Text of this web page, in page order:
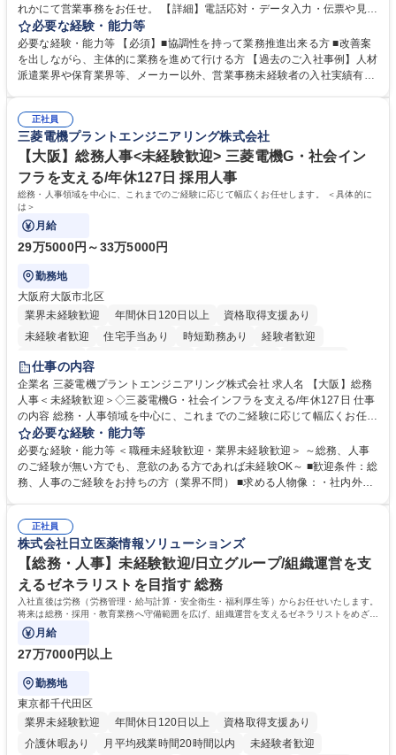
れかにて営業事務をお任せ。 【詳細】電話応対・データ入力・伝票や見積
の作成・カタログ送付・来客対応・営業所内で発生する事務業務や業務改
善をお任せ。 【教育制度】ご入社後、育成担当とペアになりながらOJTに
て業務を覚えていただくことが可能です。業務システムがきちんと構築さ
れているため、スムーズに仕事に慣れることができる環境です。また、
募集職種 【大阪・京都・滋賀】営業事務 ※未経験可
必要な経験・能力等
必要な経験・能力等 【必須】■協調性を持って業務推進出来る方 ■改善案
を出しながら、主体的に業務を進めて行ける方 【過去のご入社事例】人材
派遣業界や保育業界等、メーカー以外、営業事務未経験者の入社実績有
えて、お客様や社員の状況に合わせ、能動的なサポート、改善の動きも期
待され。組織を支えるスペシャリストとして、チームに貢献し、結果的に
社員から頼られる存在になることができます。平均19:30の退勤以降の業
務の持ち帰りも禁止されており、メリハリのある働き方となります。 学
歴・資格 学歴：大学院 大学 高専 短大 語学力： 資格：
正社員
三菱電機プラントエンジニアリング株式会社
【大阪】総務人事<未経験歓迎> 三菱電機G・社会イン
フラを支える/年休127日 採用人事
総務・人事領域を中心に、これまでのご経験に応じて幅広くお任せします。 ＜具体的に
は＞
月給
29万5000円～33万5000円
勤務地
大阪府大阪市北区
業界未経験歓迎
年間休日120日以上
資格取得支援あり
未経験者歓迎
住宅手当あり 時短勤務あり
経験者歓迎
退職金あり
駅近5分以内
土日祝休み 服装自由 寮・社宅あり 食事補助あり
仕事の内容
企業名 三菱電機プラントエンジニアリング株式会社 求人名 【大阪】総務
人事＜未経験歓迎＞◇三菱電機G・社会インフラを支える/年休127日 仕事
の内容 総務・人事領域を中心に、これまでのご経験に応じて幅広くお任せ
します。 ＜具体的には＞ ・総務/人事労務（給与・社保・勤怠管理など）
・採用・教育研修 ・福利厚生運用 など ※基本的には事務所勤務ですが、
採用や教育等の業務内容により、関西圏以外への日帰り・宿泊を伴う国内
出張もございます。 ※担当業務を持ちつつ、お互いに助け合いながら、総
必要な経験・能力等
必要な経験・能力等 ＜職種未経験歓迎・業界未経験歓迎＞ ～総務、人事
のご経験が無い方でも、意欲のある方であれば未経験OK～ ■歓迎条件：総
務、人事のご経験をお持ちの方（業界不問） ■求める人物像：・社内外の
正社員
株式会社日立医薬情報ソリューションズ
【総務・人事】未経験歓迎/日立グループ/組織運営を支
えるゼネラリストを目指す 総務
入社直後は労務（労務管理・給与計算・安全衛生・福利厚生等）からお任せいたします。
将来は総務・採用・教育業務へ守備範囲を広げ、組織運営を支えるゼネラリストをめざせ
ます。
月給
27万7000円以上
勤務地
東京都千代田区
業界未経験歓迎
年間休日120日以上
資格取得支援あり
介護休暇あり
月平均残業時間20時間以内 未経験者歓迎